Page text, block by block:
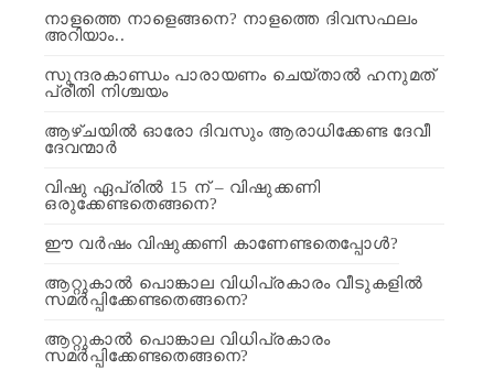
നാളത്തെ നാളെങ്ങനെ? നാളത്തെ ദിവസഫലം
അറിയാം..
സുന്ദരകാണ്ഡം പാരായണം ചെയ്താൽ ഹനുമത്
പ്രീതി നിശ്ചയം
ആഴ്ചയിൽ ഓരോ ദിവസും ആരാധിക്കേണ്ട ദേവീ
ദേവന്മാർ
വിഷു ഏപ്രിൽ 15 ന് – വിഷുക്കണി
ഒരുക്കേണ്ടതെങ്ങനെ?
ഈ വർഷം വിഷുക്കണി കാണേണ്ടതെപ്പോൾ?
ആറ്റുകാൽ പൊങ്കാല വിധിപ്രകാരം വീടുകളിൽ
സമർപ്പിക്കേണ്ടതെങ്ങനെ?
ആറ്റുകാൽ പൊങ്കാല വിധിപ്രകാരം
സമർപ്പിക്കേണ്ടതെങ്ങനെ?